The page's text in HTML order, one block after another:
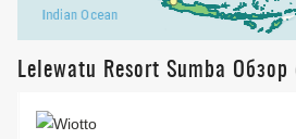
Lelewatu Resort Sumba Обзор